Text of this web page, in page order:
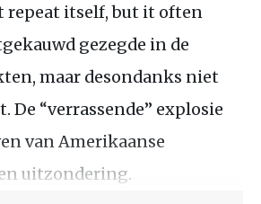
repeat itself, but it often
gezegde in de
maar desondanks niet
De “verrassende” explosie
van Amerikaanse
uitzondering.